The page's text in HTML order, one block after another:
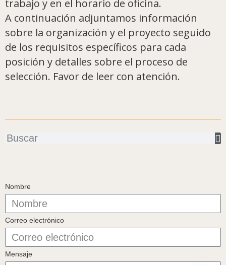
trabajo y en el horario de oficina.
A continuación adjuntamos información
sobre la organización y el proyecto seguido
de los requisitos específicos para cada
posición y detalles sobre el proceso de
selección. Favor de leer con atención.
Buscar
Nombre
Correo electrónico
Mensaje